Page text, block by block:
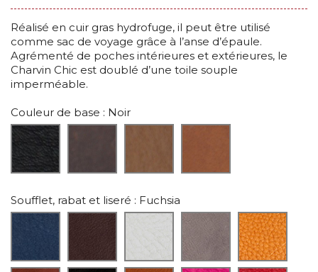
Réalisé en cuir gras hydrofuge, il peut être utilisé
comme sac de voyage grâce à l’anse d’épaule.
Agrémenté de poches intérieures et extérieures, le
Charvin Chic est doublé d’une toile souple
imperméable.
Couleur de base : Noir
Soufflet, rabat et liseré : Fuchsia